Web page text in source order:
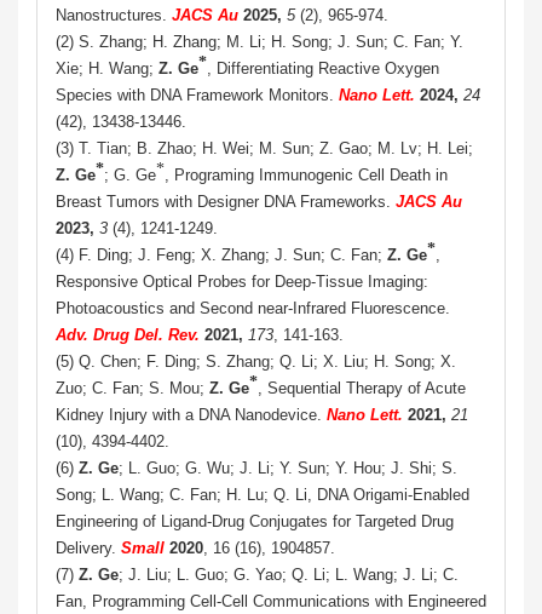
Nanostructures. JACS Au 2025, 5(2), 965-974.
(2) S. Zhang; H. Zhang; M. Li; H. Song; J. Sun; C. Fan; Y.
Xie; H. Wang; Z. Ge* , Differentiating Reactive Oxygen
Species with DNA Framework Monitors. Nano Lett. 2024, 24
(42), 13438-13446.
(3) T. Tian; B. Zhao; H. Wei; M. Sun; Z. Gao; M. Lv; H. Lei;
Z. Ge*; G. Ge* , Programing Immunogenic Cell Death in
Breast Tumors with Designer DNA Frameworks. JACS Au
2023, 3 (4), 1241-1249.
(4) F. Ding; J. Feng; X. Zhang; J. Sun; C. Fan; Z. Ge*
Responsive Optical Probes for Deep-Tissue Imaging:
Photoacoustics and Second near-Infrared Fluorescence.
Adv. Drug Del. Rev. 2021, 173 , 141-163.
(5) Q. Chen; F. Ding; S. Zhang; Q. Li; X. Liu; H. Song; X.
Zuo; C. Fan; S. Mou; Z. Ge* , Sequential Therapy of Acute
Kidney Injury with a DNA Nanodevice. Nano Lett. 2021, 21
(10), 4394-4402.
(6) Z. Ge; L. Guo; G. Wu; J. Li; Y. Sun; Y. Hou; J. Shi; S.
Song; L. Wang; C. Fan; H. Lu; Q. Li, DNA Origami-Enabled
Engineering of Ligand-Drug Conjugates for Targeted Drug
Delivery. Small 2020 , 16 (16), 1904857.
(7) Z. Ge; J. Liu; L. Guo; G. Yao; Q. Li; L. Wang; J. Li; C.
Fan, Programming Cell-Cell Communications with Engineered